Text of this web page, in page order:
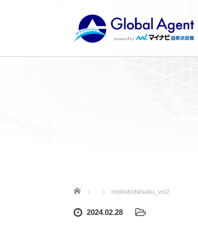
ホーム rirekishotaisaku_vol2
2024.02.28